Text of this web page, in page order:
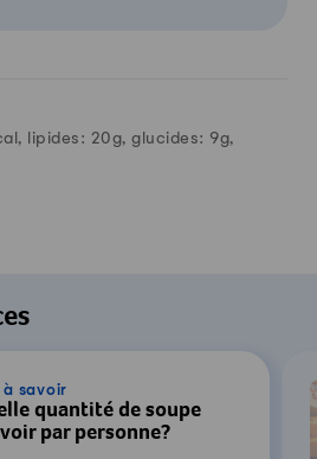
lipides: 20g, glucides: 9g,
à savoir
quantité de soupe
par personne?